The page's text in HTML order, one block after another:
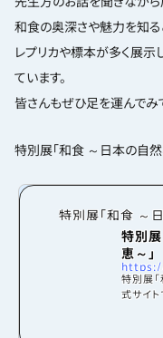
和食の奥深さや魅力を知る
レプリカや標本が多く展示
ています。
皆さんもぜひ足を運んでみ
特別展「和食 ～日本の自然
特別展「和食 ～
特別
恵～」
特別展
式サイ